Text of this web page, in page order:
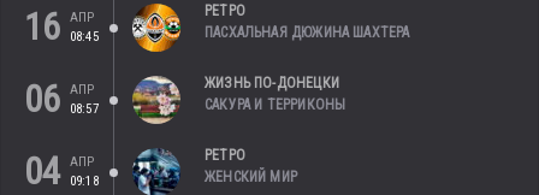
16
АПР
08:45
РЕТРО
ПАСХАЛЬНАЯ ДЮЖИНА ШАХТЕРА
06
АПР
08:57
ЖИЗНЬ ПО-ДОНЕЦКИ
САКУРА И ТЕРРИКОНЫ
04 АПР
09:18
РЕТРО
ЖЕНСКИЙ МИР